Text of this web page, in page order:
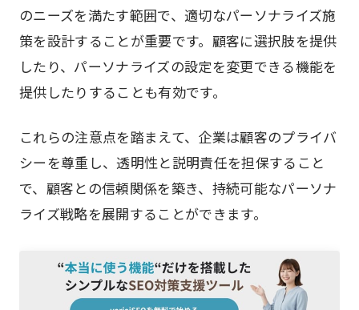
のニーズを満たす範囲で、適切なパーソナライズ施
策を設計することが重要です。顧客に選択肢を提供
したり、パーソナライズの設定を変更できる機能を
提供したりすることも有効です。
これらの注意点を踏まえて、企業は顧客のプライバ
シーを尊重し、透明性と説明責任を担保すること
で、顧客との信頼関係を築き、持続可能なパーソナ
ライズ戦略を展開することができます。